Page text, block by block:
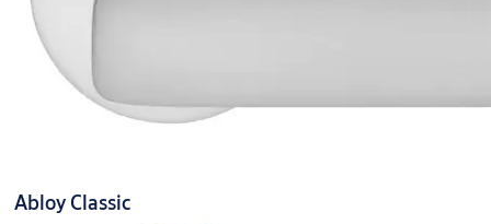
Abloy Classic